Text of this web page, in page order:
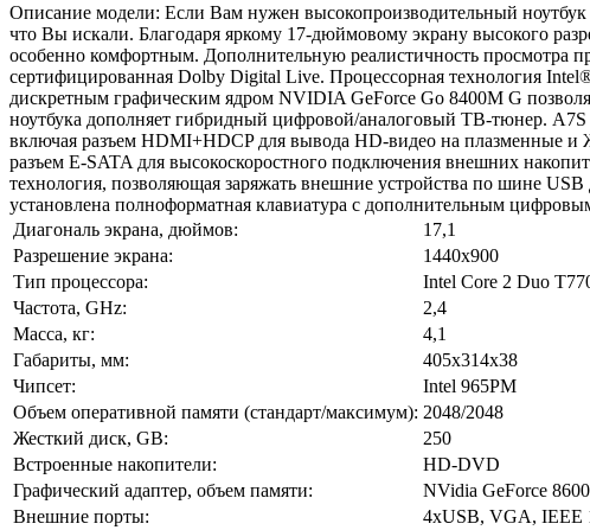
Описание модели: Если Вам нужен высокопроизводительный
что Вы искали. Благодаря яркому 17-дюймовому экрану высокого
особенно комфортным. Дополнительную реалистичность просмотра
сертифицированная Dolby Digital Live. Процессорная технология
дискретным графическим ядром NVIDIA GeForce Go 8400M G
ноутбука дополняет гибридный цифровой/аналоговый ТВ-тюнер.
включая разъем HDMI+HDCP для вывода HD-видео на плазменные
разъем E-SATA для высокоскоростного подключения внешних
технология, позволяющая заряжать внешние устройства по шине
установлена полноформатная клавиатура с дополнительным
Диагональ экрана, дюймов:
17,1
Разрешение экрана:
1440x900
Тип процессора:
Intel Core 2 Duo
Частота, GHz:
2,4
Масса, кг:
4,1
Габариты, мм:
405x314x38
Чипсет:
Intel 965PM
Объем оперативной памяти (стандарт/максимум): 2048/2048
Жесткий диск, GB:
250
Встроенные накопители:
HD-DVD
Графический адаптер, объем памяти:
NVidia GeForce
Внешние порты:
4xUSB, VGA, IEEE